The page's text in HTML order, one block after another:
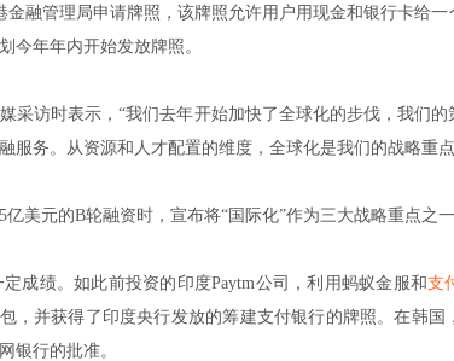
融管理局申请牌照，该牌照允许用户用现金和银行卡给
今年年内开始发放牌照。
采访时表示，“我们去年开始加快了全球化的步伐，我们
服务。从资源和人才配置的维度，全球化是我们的战略重
美元的B轮融资时，宣布将“国际化”作为三大战略重点之一
成绩。如此前投资的印度Paytm公司，利用蚂蚁金服和支
，并获得了印度央行发放的筹建支付银行的牌照。在韩
银行的批准。